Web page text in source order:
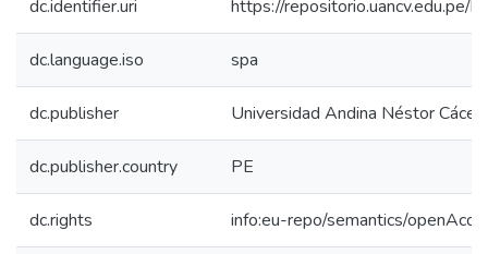
dc.identifier.uri https://repositorio.uancv.edu.pe/
dc.language.iso spa
dc.publisher Universidad Andina Néstor
dc.publisher.country PE
dc.rights info:eu-repo/semantics/